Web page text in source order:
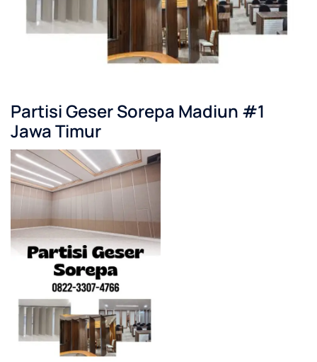
Partisi Geser Sorepa Madiun #1
Jawa Timur